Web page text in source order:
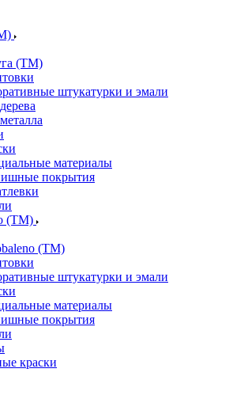
(ТМ)
штукатурки и эмали
материалы
покрытия
(ТМ)
(ТМ)
штукатурки и эмали
материалы
покрытия
краски